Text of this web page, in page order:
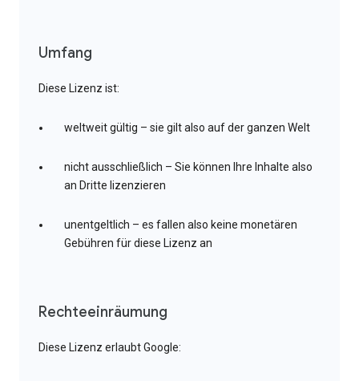
Umfang
Diese Lizenz ist:
weltweit gültig – sie gilt also auf der ganzen Welt
nicht ausschließlich – Sie können Ihre Inhalte also
an Dritte lizenzieren
unentgeltlich – es fallen also keine monetären
Gebühren für diese Lizenz an
Rechteeinräumung
Diese Lizenz erlaubt Google: